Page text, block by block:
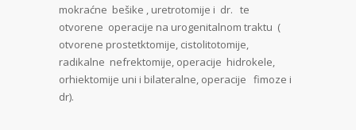
mokraćne bešike , uretrotomije i dr. te
otvorene operacije na urogenitalnom traktu (
otvorene prostetktomije, cistolitotomije,
radikalne nefrektomije, operacije hidrokele,
orhiektomije uni i bilateralne, operacije fimoze i
dr).